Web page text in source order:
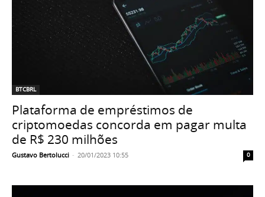
BTCBRL
Plataforma de empréstimos de
criptomoedas concorda em pagar multa
de R$ 230 milhões
Gustavo Bertolucci - 20/01/2023 10:55 0